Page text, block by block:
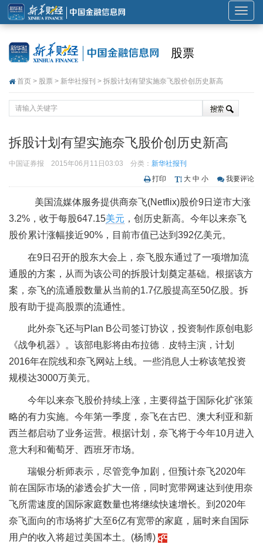
展
开
股票
首页 > 股票 > 新华社报刊 > 拆股计划有望实施奈飞股价创历史新高
拆股计划有望实施奈飞股价创历史新高
中国证券报 2015年06月11日03:03 分类： 新华社报刊
打印
大 中 小 我要评论
美国流媒体服务提供商奈飞(Netflix)股价9日逆市大涨
3.2%，收于每股647.15美元 ，创历史新高。今年以来奈飞
股价累计涨幅接近90%，目前市值已达到392亿美元。
在9日召开的股东大会上，奈飞股东通过了一项增加流
通股的方案，从而为该公司的拆股计划奠定基础。根据该方
案，奈飞的流通股数量从当前的1.7亿股提高至50亿股。拆
股有助于提高股票的流通性。
此外奈飞还与Plan B公司签订协议，投资制作原创电影
《战争机器》。该部电影将由布拉德﹒皮特主演，计划
2016年在院线和奈飞网站上线。一些消息人士称该笔投资
规模达3000万美元。
今年以来奈飞股价持续上涨，主要得益于国际化扩张策
略的有力实施。今年第一季度，奈飞在古巴、澳大利亚和新
西兰都启动了业务运营。根据计划，奈飞将于今年10月进入
意大利和葡萄牙、西班牙市场。
瑞银分析师表示，尽管竞争加剧，但预计奈飞2020年
前在国际市场的渗透会扩大一倍，同时宽带网速达到使用奈
飞所需速度的国际家庭数量也将继续快速增长。到2020年
奈飞面向的市场将扩大至6亿有宽带的家庭，届时来自国际
用户的收入将超过美国本土。(杨博)